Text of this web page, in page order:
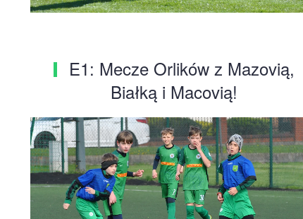
E1: Mecze Orlików z Mazovią,
Białką i Macovią!